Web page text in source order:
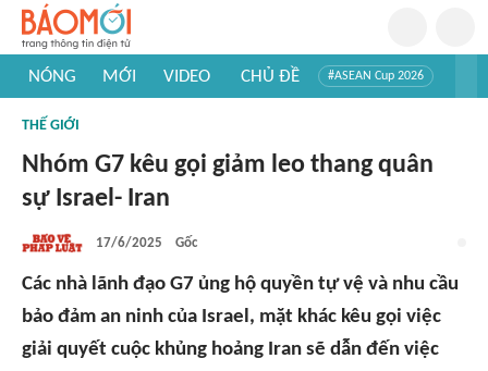
NÓNG MỚI VIDEO CHỦ ĐỀ #ASEAN Cup 2026
#Khám phá thế giới
THẾ GIỚI
Nhóm G7 kêu gọi giảm leo thang quân
sự Israel- Iran
17/6/2025 Gốc
Các nhà lãnh đạo G7 ủng hộ quyền tự vệ và nhu cầu
bảo đảm an ninh của Israel, mặt khác kêu gọi việc
giải quyết cuộc khủng hoảng Iran sẽ dẫn đến việc